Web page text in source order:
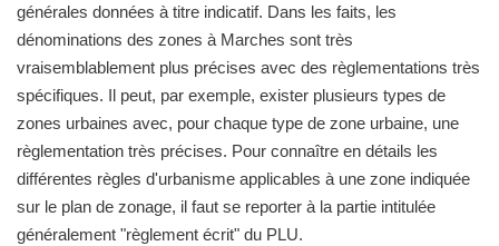
générales données à titre indicatif. Dans les faits, les
dénominations des zones à Marches sont très
vraisemblablement plus précises avec des règlementations très
spécifiques. Il peut, par exemple, exister plusieurs types de
zones urbaines avec, pour chaque type de zone urbaine, une
règlementation très précises. Pour connaître en détails les
différentes règles d'urbanisme applicables à une zone indiquée
sur le plan de zonage, il faut se reporter à la partie intitulée
généralement "règlement écrit" du PLU.